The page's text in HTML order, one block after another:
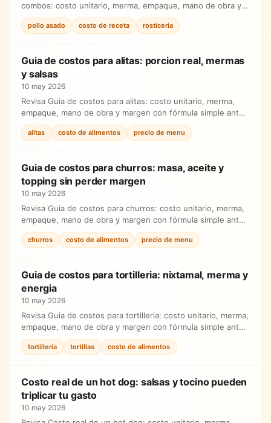
combos: costo unitario, merma, empaque, mano de obra y
margen con fórmula simple antes de ajustar precios.
pollo asado costo de receta rosticeria
Guia de costos para alitas: porcion real, mermas
y salsas
10 may 2026
Revisa Guia de costos para alitas: costo unitario, merma,
empaque, mano de obra y margen con fórmula simple antes
de ajustar precios.
alitas costo de alimentos precio de menu
Guia de costos para churros: masa, aceite y
topping sin perder margen
10 may 2026
Revisa Guia de costos para churros: costo unitario, merma,
empaque, mano de obra y margen con fórmula simple antes
de ajustar precios.
churros costo de alimentos precio de menu
Guia de costos para tortilleria: nixtamal, merma y
energia
10 may 2026
Revisa Guia de costos para tortilleria: costo unitario, merma,
empaque, mano de obra y margen con fórmula simple antes
de ajustar precios.
tortilleria tortillas costo de alimentos
Costo real de un hot dog: salsas y tocino pueden
triplicar tu gasto
10 may 2026